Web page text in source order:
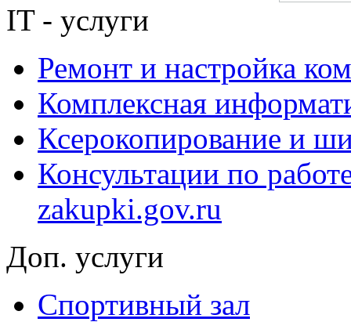
IT - услуги
Ремонт и настройка
Комплексная
Ксерокопирование и
Консультации по
zakupki.gov.ru
Доп. услуги
Спортивный зал